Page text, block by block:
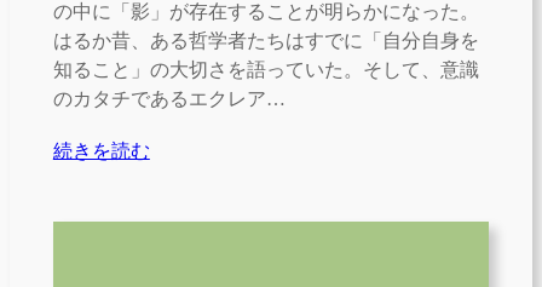
の中に「影」が存在することが明らかになった。
はるか昔、ある哲学者たちはすでに「自分自身を
知ること」の大切さを語っていた。そして、意識
のカタチであるエクレア…
続きを読む